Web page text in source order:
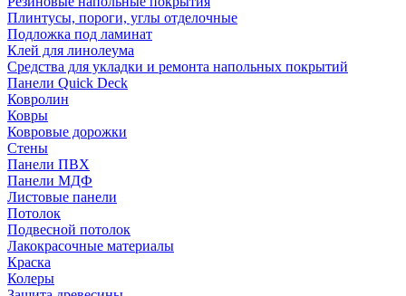
Плинтусы, пороги, углы отделочные
Подложка под ламинат
Клей для линолеума
Средства для укладки и ремонта напольных покрытий
Панели Quick Deck
Ковролин
Ковры
Ковровые дорожки
Стены
Панели ПВХ
Панели МДФ
Листовые панели
Потолок
Подвесной потолок
Лакокрасочные материалы
Краска
Колеры